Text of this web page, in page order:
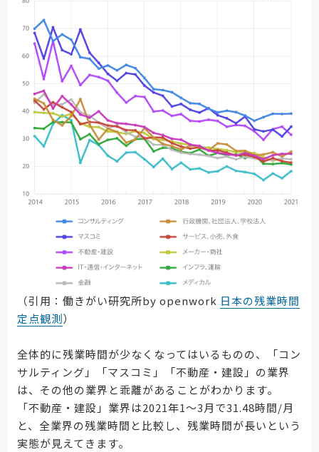
（引用：働きがい研究所by openwork 日本の残業時間
定点観測）
全体的に残業時間が少なくなってはいるものの、「コン
サルティング」「マスコミ」「不動産・建設」の業界
は、その他の業界と乖離があることがわかります。
「不動産・建設」業界は2021年1〜3月で31.48時間/月
と、全業界の残業時間と比較し、残業時間が長いという
実態が見えてきます。